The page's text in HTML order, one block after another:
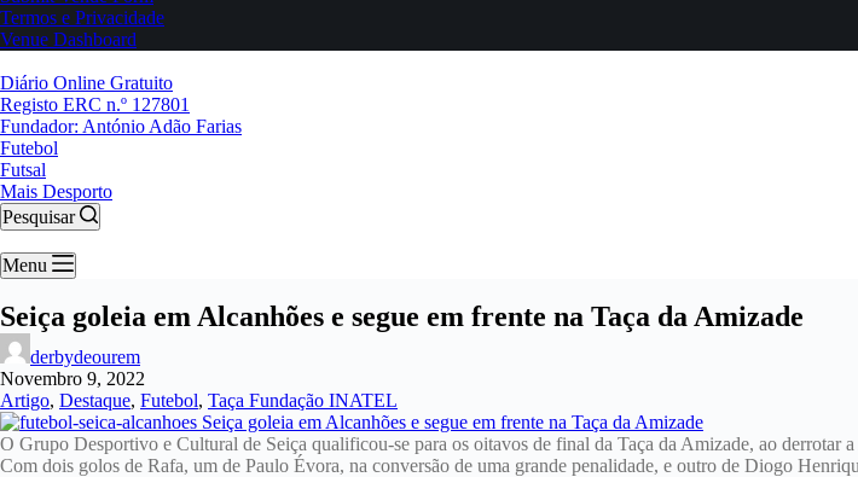
Termos e Privacidade
Venue Dashboard
Diário Online Gratuito
Registo ERC n.º 127801
Fundador: António Adão Farias
Futebol
Futsal
Mais Desporto
Pesquisar
Menu
Seiça goleia em Alcanhões e segue em frente na Taça da Amizade
derbydeourem
Novembro 9, 2022
Artigo, Destaque, Futebol, Taça Fundação INATEL
O Grupo Desportivo e Cultural de Seiça qualificou-se para os oitavos de final da Taça da Amizade, ao derrotar
Com dois golos de Rafa, um de Paulo Évora, na conversão de uma grande penalidade, e outro de Diogo